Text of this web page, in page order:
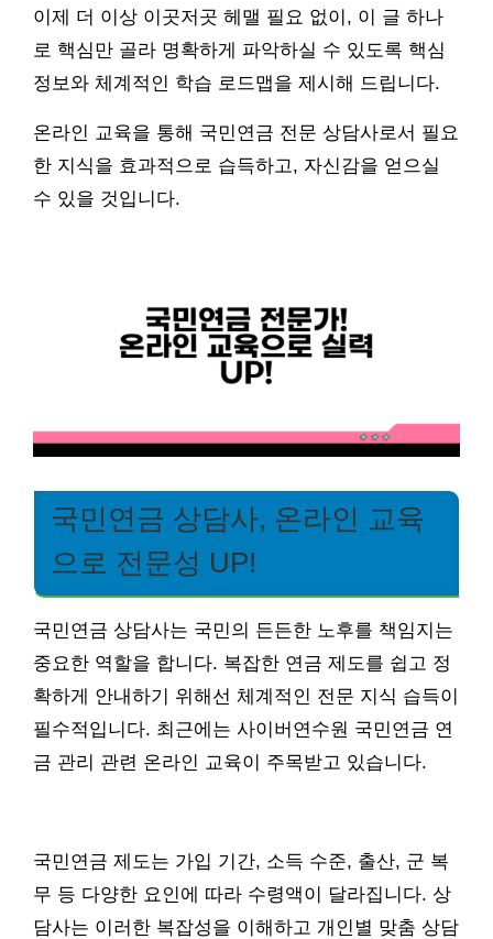
이제 더 이상 이곳저곳 헤맬 필요 없이, 이 글 하나
로 핵심만 골라 명확하게 파악하실 수 있도록 핵심
정보와 체계적인 학습 로드맵을 제시해 드립니다.
온라인 교육을 통해 국민연금 전문 상담사로서 필요
한 지식을 효과적으로 습득하고, 자신감을 얻으실
수 있을 것입니다.
국민연금 상담사, 온라인 교육
으로 전문성 UP!
국민연금 상담사는 국민의 든든한 노후를 책임지는
중요한 역할을 합니다. 복잡한 연금 제도를 쉽고 정
확하게 안내하기 위해선 체계적인 전문 지식 습득이
필수적입니다. 최근에는 사이버연수원 국민연금 연
금 관리 관련 온라인 교육이 주목받고 있습니다.
국민연금 제도는 가입 기간, 소득 수준, 출산, 군 복
무 등 다양한 요인에 따라 수령액이 달라집니다. 상
담사는 이러한 복잡성을 이해하고 개인별 맞춤 상담